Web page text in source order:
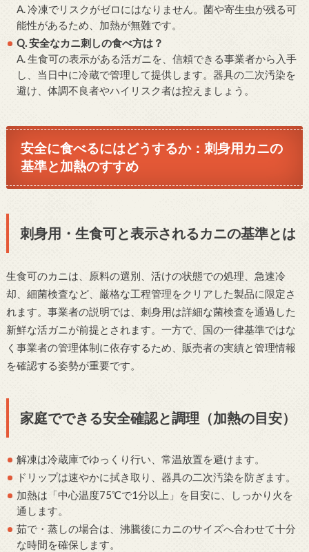
A. 冷凍でリスクがゼロにはなりません。菌や寄生虫が残る可
能性があるため、加熱が無難です。
Q. 安全なカニ刺しの食べ方は？
A. 生食可の表示がある活ガニを、信頼できる事業者から入手
し、当日中に冷蔵で管理して提供します。器具の二次汚染を
避け、体調不良者やハイリスク者は控えましょう。
安全に食べるにはどうするか：刺身用カニの
基準と加熱のすすめ
刺身用・生食可と表示されるカニの基準とは
生食可のカニは、原料の選別、活けの状態での処理、急速冷
却、細菌検査など、厳格な工程管理をクリアした製品に限定さ
れます。事業者の説明では、刺身用は詳細な菌検査を通過した
新鮮な活ガニが前提とされます。一方で、国の一律基準ではな
く事業者の管理体制に依存するため、販売者の実績と管理情報
を確認する姿勢が重要です。
家庭でできる安全確認と調理（加熱の目安）
解凍は冷蔵庫でゆっくり行い、常温放置を避けます。
ドリップは速やかに拭き取り、器具の二次汚染を防ぎます。
加熱は「中心温度75℃で1分以上」を目安に、しっかり火を
通します。
茹で・蒸しの場合は、沸騰後にカニのサイズへ合わせて十分
な時間を確保します。